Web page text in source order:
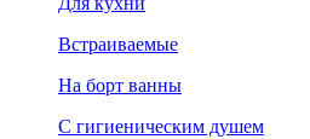
Встраиваемые
На борт ванны
C гигиеническим душем